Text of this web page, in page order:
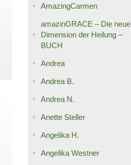
AmazingCarmen
amazinGRACE – Die neue
Dimension der Heilung –
BUCH
Andrea
Andrea B.
Andrea N.
Anette Steller
Angelika H.
Angelika Westner